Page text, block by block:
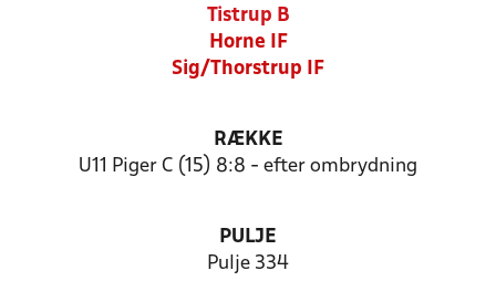
Tistrup B
Horne IF
Sig/Thorstrup IF
RÆKKE
U11 Piger C (15) 8:8 - efter ombrydning
PULJE
Pulje 334